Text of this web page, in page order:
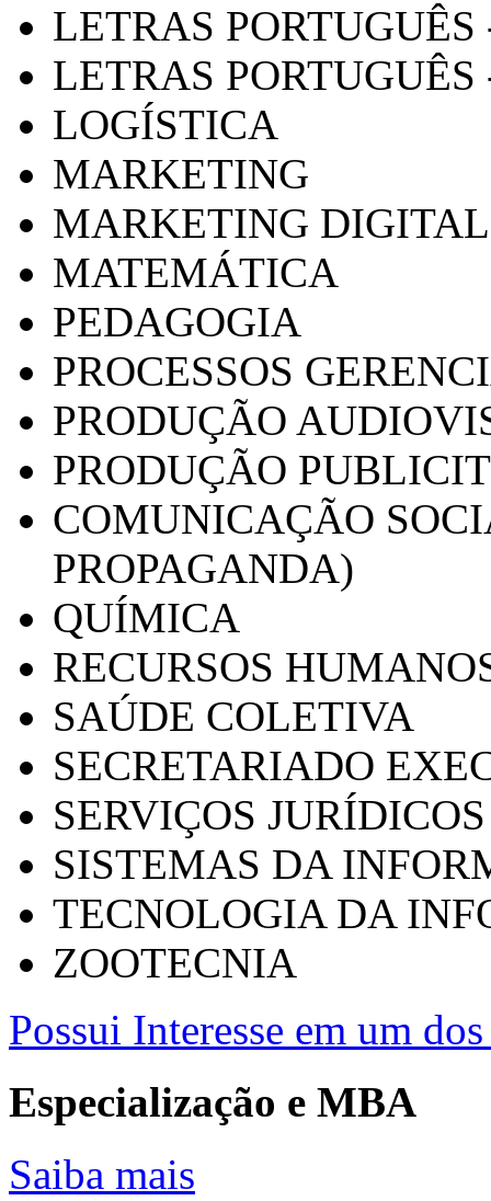
LETRAS
LETRAS PORTUGUÊS
LOGÍSTICA
MARKETING
MARKETING DIGITAL
MATEMÁTICA
PEDAGOGIA
PROCESSOS
PRODUÇÃO
PRODUÇÃO
COMUNICAÇÃO
PROPAGANDA)
QUÍMICA
RECURSOS
SAÚDE COLETIVA
SECRETARIADO
SERVIÇOS
SISTEMAS DA
TECNOLOGIA DA
ZOOTECNIA
Possui Interesse em um
Especialização e MBA
Saiba mais